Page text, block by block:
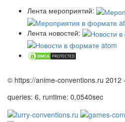
Лента мероприятий:
Лента новостей:
© https://anime-conventions.ru 2012
queries: 6, runtime: 0,0540sec